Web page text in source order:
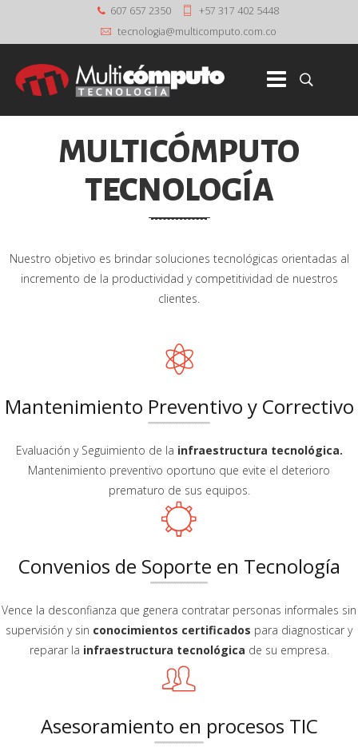
607 657 2350 +57 317 402 5448
MULTICÓMPUTO
TECNOLOGÍA
Nuestro objetivo es brindar soluciones tecnológicas orientadas al
incremento de la productividad y competitividad de nuestros
clientes.
Mantenimiento Preventivo y Correctivo
Evaluación y Seguimiento de la infraestructura tecnológica.
Mantenimiento preventivo oportuno que evite el deterioro
prematuro de sus equipos.
Convenios de Soporte en Tecnología
Vence la desconfianza que genera contratar personas informales sin
supervisión y sin conocimientos certificados para diagnosticar y
reparar la infraestructura tecnológica de su empresa.
Asesoramiento en procesos TIC